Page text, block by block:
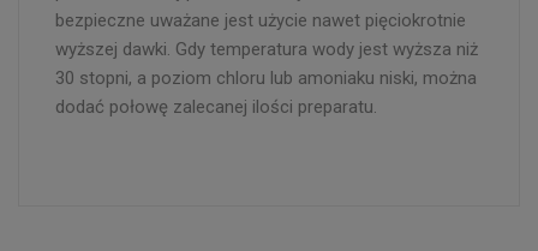
bezpieczne uważane jest użycie nawet pięciokrotnie
wyższej dawki. Gdy temperatura wody jest wyższa niż
30 stopni, a poziom chloru lub amoniaku niski, można
dodać połowę zalecanej ilości preparatu.